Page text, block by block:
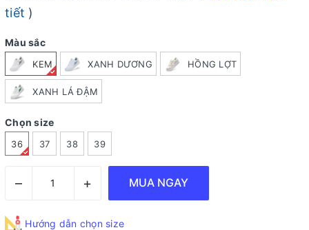
tiết )
Màu sắc
KEM XANH DƯƠNG HỒNG LỢT
XANH LÁ ĐẬM
Chọn size
36 37 38 39
– + MUA NGAY
Hướng dẫn chọn size